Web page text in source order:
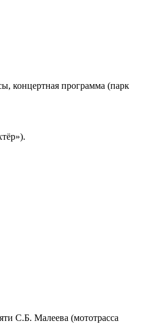
концертная программа (парк
С.Б. Малеева (мототрасса